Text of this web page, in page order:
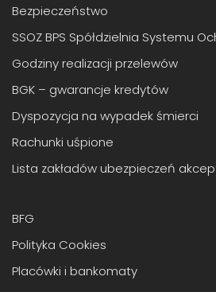
Bezpieczeństwo
SSOZ BPS Spółdzielnia Systemu
Godziny realizacji przelewów
BGK – gwarancje kredytów
Dyspozycja na wypadek śmierci
Rachunki uśpione
Lista zakładów ubezpieczeń
BFG
Polityka Cookies
Placówki i bankomaty